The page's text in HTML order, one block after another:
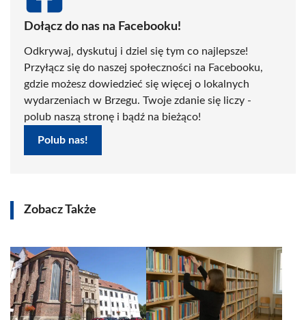
Dołącz do nas na Facebooku!
Odkrywaj, dyskutuj i dziel się tym co najlepsze!
Przyłącz się do naszej społeczności na Facebooku,
gdzie możesz dowiedzieć się więcej o lokalnych
wydarzeniach w Brzegu. Twoje zdanie się liczy -
polub naszą stronę i bądź na bieżąco!
Polub nas!
Zobacz Także